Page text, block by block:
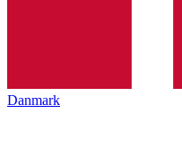
Danmark